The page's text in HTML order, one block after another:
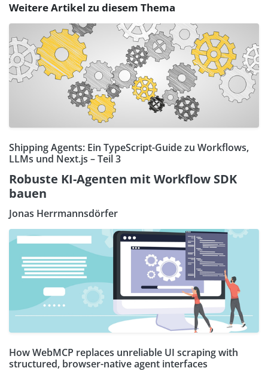
Weitere Artikel zu diesem Thema
Shipping Agents: Ein TypeScript-Guide zu Workflows,
LLMs und Next.js – Teil 3
Robuste KI-Agenten mit Workflow SDK
bauen
Jonas Herrmannsdörfer
How WebMCP replaces unreliable UI scraping with
structured, browser-native agent interfaces